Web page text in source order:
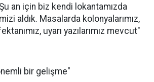
an için biz kendi lokantamızda
aldık. Masalarda kolonyalarımız,
uyarı yazılarımız mevcut"
bir gelişme"